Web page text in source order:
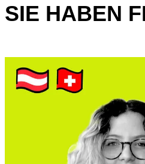
SIE HABEN